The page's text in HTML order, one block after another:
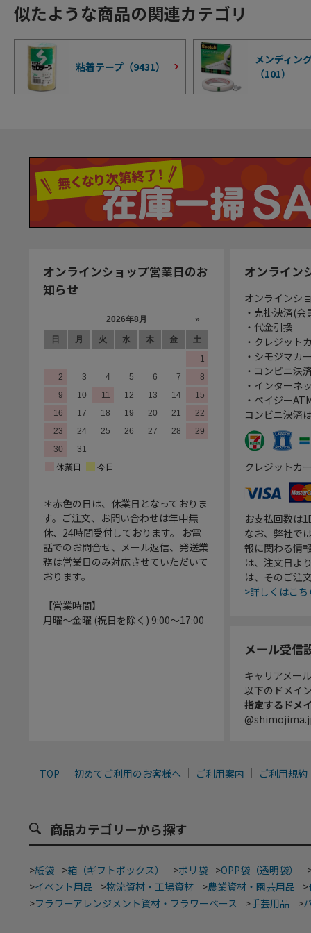
似たような商品の関連カテゴリ
粘着テープ（9431）
メンディン
（101）
オンラインショップ営業日のお
知らせ
＊赤色の日は、休業日となっておりま
す。ご注文、お問い合わせは年中無
休、24時間受付しております。 お電
話でのお問合せ、メール返信、発送業
務は営業日のみ対応させていただいて
おります。
【営業時間】
月曜～金曜 (祝日を除く) 9:00～17:00
オンライン
オンラインシ
・売掛決済(
・代金引換
・クレジット
・シモジマカ
・コンビニ決
・インターネ
・ペイジー
コンビニ決済
クレジットカ
お支払回数は
なお、弊社で
報に関わる情
は、注文日よ
は、そのご注
>詳しくはこち
メール受信
キャリアメー
以下のドメイ
指定するドメ
TOP 初めてご利用のお客様へ ご利用案内 ご利用規約
商品カテゴリーから探す
>紙袋 >箱（ギフトボックス） >ポリ袋 >OPP袋（透明袋）
>イベント用品 >物流資材・工場資材 >農業資材・園芸用品 >
>フラワーアレンジメント資材・フラワーベース >手芸用品 >